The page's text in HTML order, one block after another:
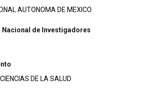
AUTONOMA DE MEXICO
Nacional de Investigadores
Y CIENCIAS DE LA SALUD